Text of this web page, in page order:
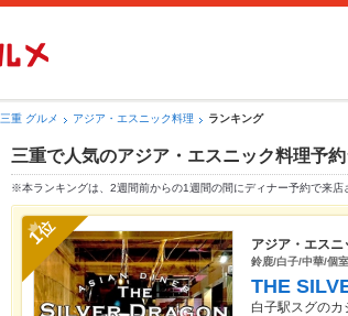
三重 グルメ アジア・エスニック料理 ランキング
三重で人気のアジア・エスニック料理予
※本ランキングは、2週間前からの1週間の間にディナー予約で来店
1
位
アジア・エス
鈴鹿/白子/中華/個
THE
白子駅スグのカ